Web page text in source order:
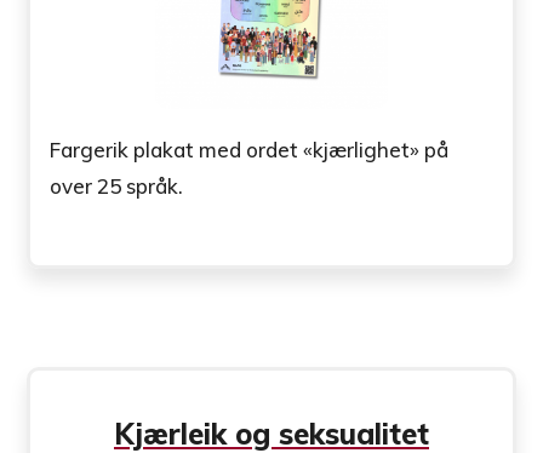
Fargerik plakat med ordet «kjærlighet» på
over 25 språk.
Kjærleik og seksualitet